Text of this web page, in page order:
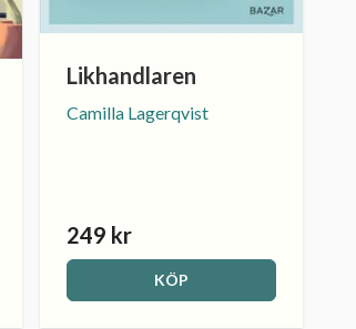
Likhandlaren
Camilla Lagerqvist
249 kr
KÖP